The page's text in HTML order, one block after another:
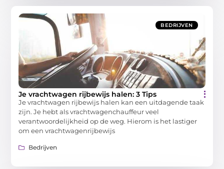
BEDRIJVEN
Je vrachtwagen rijbewijs halen: 3 Tips
Je vrachtwagen rijbewijs halen kan een uitdagende taak
zijn. Je hebt als vrachtwagenchauffeur veel
verantwoordelijkheid op de weg. Hierom is het lastiger
om een vrachtwagenrijbewijs
Bedrijven